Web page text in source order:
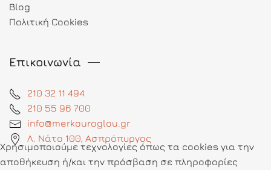
Blog
Πολιτική Cookies
Επικοινωνία
210 32 11 494
210 55 96 700
info@merkouroglou.gr
Λ. Νάτο 100, Ασπρόπυργος
Χρησιμοποιούμε τεχνολογίες όπως τα cookies για την
αποθήκευση ή/και την πρόσβαση σε πληροφορίες